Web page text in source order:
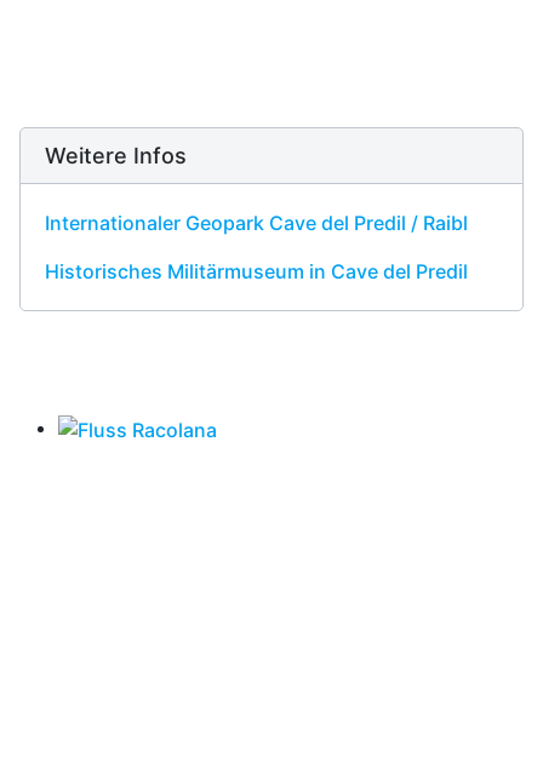
Weitere Infos
Internationaler Geopark Cave del Predil / Raibl
Historisches Militärmuseum in Cave del Predil